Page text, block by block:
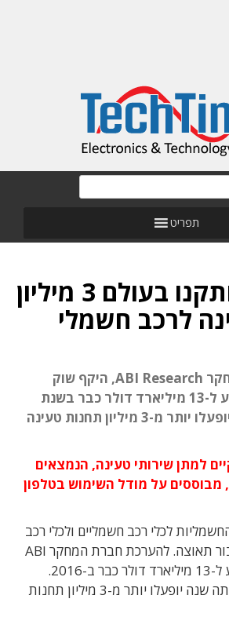
תפריט
עד 2016 יותקנו בעולם 3 מיליון
לרכב חשמלי
להערכת חברת המחקר ABI Research, היקף שוק
תשתיות הטעינה יגיע ל-13 מיליארד דולר כבר בשנת
2016. באותה שנה יופעלו יותר מ-3 מיליון תחנות טעינה
למתן שירותי טעינה, הנמצאים
מבוססים על מודל השימוש בטלפון
לכלי רכב חשמליים ולכלי רכב
היברידיים מתחיל לצבור תאוצה. להערכת חברת המחקר ABI
Research, היקפו יגיע ל-13 מיליארד דולר כבר ב-2016.
להערכת החברה, באותה שנה יופעלו יותר מ-3 מיליון תחנות